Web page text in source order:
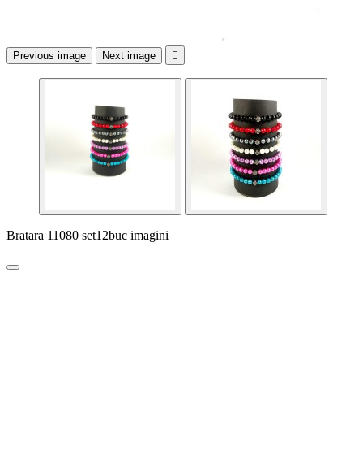
Previous image Next image 
Bratara 11080 set12buc imagini